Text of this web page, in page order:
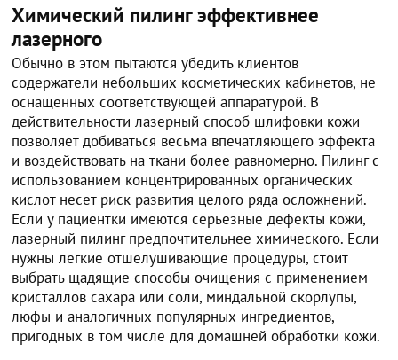
Химический пилинг эффективнее
лазерного
Обычно в этом пытаются убедить клиентов
содержатели небольших косметических кабинетов, не
оснащенных соответствующей аппаратурой. В
действительности лазерный способ шлифовки кожи
позволяет добиваться весьма впечатляющего эффекта
и воздействовать на ткани более равномерно. Пилинг с
использованием концентрированных органических
кислот несет риск развития целого ряда осложнений.
Если у пациентки имеются серьезные дефекты кожи,
лазерный пилинг предпочтительнее химического. Если
нужны легкие отшелушивающие процедуры, стоит
выбрать щадящие способы очищения с применением
кристаллов сахара или соли, миндальной скорлупы,
люфы и аналогичных популярных ингредиентов,
пригодных в том числе для домашней обработки кожи.